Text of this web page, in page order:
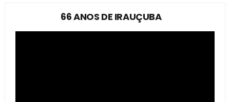
66 ANOS DE IRAUÇUBA